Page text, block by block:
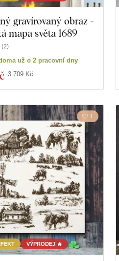
gravírovaný obraz -
mapa světa 1689
(2)
už o 2 pracovní dny
3 709 Kč
VÝPRODEJ 🔥
1